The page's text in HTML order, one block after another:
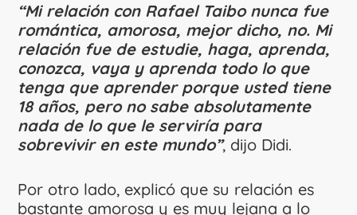
“Mi relación con Rafael Taibo nunca fue
romántica, amorosa, mejor dicho, no. Mi
relación fue de estudie, haga, aprenda,
conozca, vaya y aprenda todo lo que
tenga que aprender porque usted tiene
18 años, pero no sabe absolutamente
nada de lo que le serviría para
sobrevivir en este mundo”, dijo Didi.
Por otro lado, explicó que su relación es
bastante amorosa y es muy lejana a lo